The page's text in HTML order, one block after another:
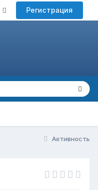
Регистрация
Активность